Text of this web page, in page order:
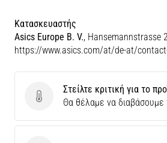
Κατασκευαστής
Asics Europe B. V., Hansemannstrasse
https://www.asics.com/at/de-at/
Στείλτε κριτική για το προϊόν
Στείλτε κριτική για το
Θα θέλαμε να